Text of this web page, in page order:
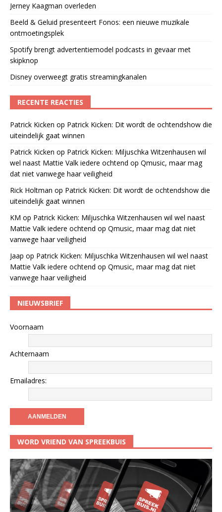
Jerney Kaagman overleden
Beeld & Geluid presenteert Fonos: een nieuwe muzikale
ontmoetingsplek
Spotify brengt advertentiemodel podcasts in gevaar met
skipknop
Disney overweegt gratis streamingkanalen
RECENTE REACTIES
Patrick Kicken op Patrick Kicken: Dit wordt de ochtendshow die
uiteindelijk gaat winnen
Patrick Kicken op Patrick Kicken: Miljuschka Witzenhausen wil
wel naast Mattie Valk iedere ochtend op Qmusic, maar mag
dat niet vanwege haar veiligheid
Rick Holtman op Patrick Kicken: Dit wordt de ochtendshow die
uiteindelijk gaat winnen
KM op Patrick Kicken: Miljuschka Witzenhausen wil wel naast
Mattie Valk iedere ochtend op Qmusic, maar mag dat niet
vanwege haar veiligheid
Jaap op Patrick Kicken: Miljuschka Witzenhausen wil wel naast
Mattie Valk iedere ochtend op Qmusic, maar mag dat niet
vanwege haar veiligheid
NIEUWSBRIEF
Voornaam
Achternaam
Emailadres:
WORD VRIEND VAN SPREEKBUIS